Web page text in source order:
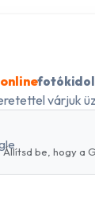
online
várjuk
Állítsd be, hogy a